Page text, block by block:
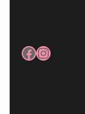
Facebook Instagram